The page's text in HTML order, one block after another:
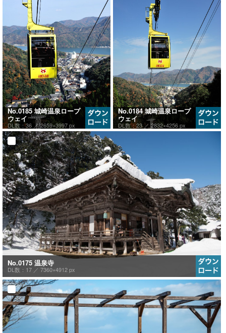
No.0185 城崎温泉ロープ
ウェイ
DL数：36 ／2659×3997 px
No.0184 城崎温泉ロープ
ウェイ
DL数：23 ／ 2832×4256 px
No.0175 温泉寺
DL数：17 ／ 7360×4912 px